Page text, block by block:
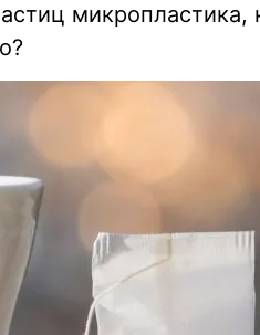
микропластика,